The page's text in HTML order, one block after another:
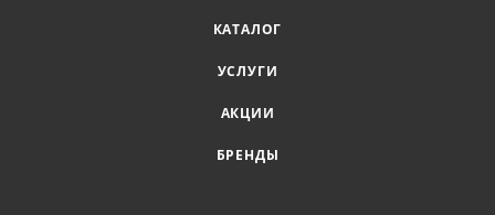
КАТАЛОГ
УСЛУГИ
АКЦИИ
БРЕНДЫ